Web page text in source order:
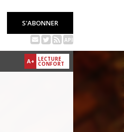
S'ABONNER
API
A+ LECTURE
CONFORT